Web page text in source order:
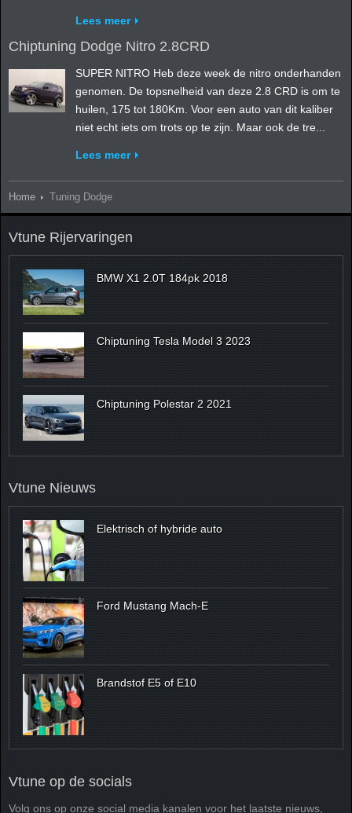
Lees meer
Chiptuning Dodge Nitro 2.8CRD
SUPER NITRO Heb deze week de nitro onderhanden
genomen. De topsnelheid van deze 2.8 CRD is om te
huilen, 175 tot 180Km. Voor een auto van dit kaliber
niet echt iets om trots op te zijn. Maar ook de tre...
Lees meer
Home Tuning Dodge
Vtune Rijervaringen
BMW X1 2.0T 184pk 2018
Chiptuning Tesla Model 3 2023
Chiptuning Polestar 2 2021
Vtune Nieuws
Elektrisch of hybride auto
Ford Mustang Mach-E
Brandstof E5 of E10
Vtune op de socials
Volg ons op onze social media kanalen voor het laatste nieuws,